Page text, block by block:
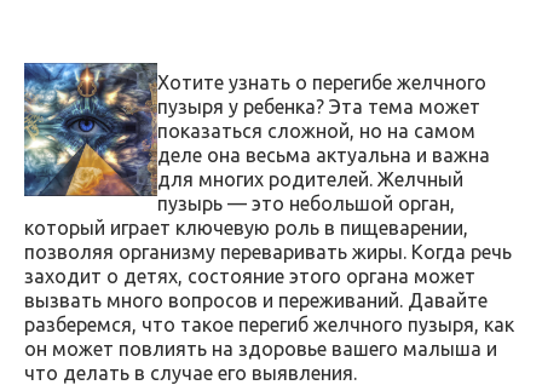
Хотите узнать о перегибе желчного
пузыря у ребенка? Эта тема может
показаться сложной, но на самом
деле она весьма актуальна и важна
для многих родителей. Желчный
пузырь — это небольшой орган,
который играет ключевую роль в пищеварении,
позволяя организму переваривать жиры. Когда речь
заходит о детях, состояние этого органа может
вызвать много вопросов и переживаний. Давайте
разберемся, что такое перегиб желчного пузыря, как
он может повлиять на здоровье вашего малыша и
что делать в случае его выявления.